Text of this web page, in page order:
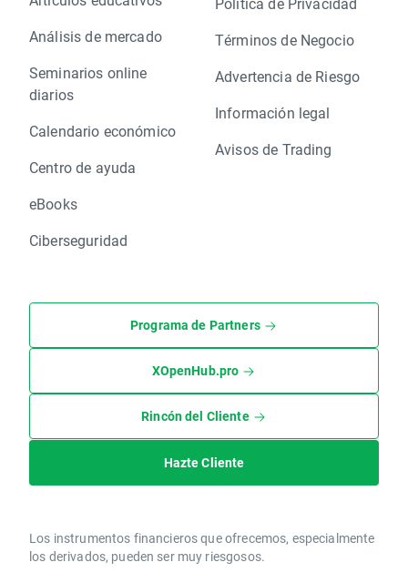
Análisis de mercado
Seminarios online
diarios
Calendario económico
Centro de ayuda
eBooks
Ciberseguridad
Términos de Negocio
Advertencia de Riesgo
Información legal
Avisos de Trading
Programa de Partners
XOpenHub.pro
Rincón del Cliente
Hazte Cliente
Los instrumentos financieros que ofrecemos, especialmente
los derivados, pueden ser muy riesgosos.